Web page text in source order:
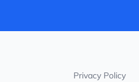
Privacy Policy